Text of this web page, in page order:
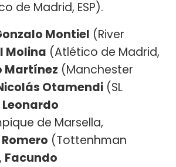
de Madrid, ESP).
Montiel (River
Molina (Atlético de Madrid,
Martínez (Manchester
Otamendi (SL
Leonardo
de Marsella,
(Tottenhman
Facundo